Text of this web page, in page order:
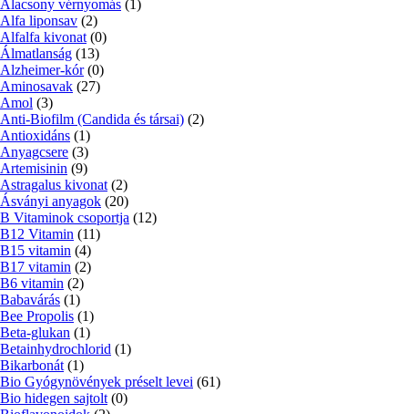
Alacsony vérnyomás (1)
Alfa liponsav (2)
Alfalfa kivonat (0)
Álmatlanság (13)
Alzheimer-kór (0)
Aminosavak (27)
Amol (3)
Anti-Biofilm (Candida és társai) (2)
Antioxidáns (1)
Anyagcsere (3)
Artemisinin (9)
Astragalus kivonat (2)
Ásványi anyagok (20)
B Vitaminok csoportja (12)
B12 Vitamin (11)
B15 vitamin (4)
B17 vitamin (2)
B6 vitamin (2)
Babavárás (1)
Bee Propolis (1)
Beta-glukan (1)
Betainhydrochlorid (1)
Bikarbonát (1)
Bio Gyógynövények préselt levei (61)
Bio hidegen sajtolt (0)